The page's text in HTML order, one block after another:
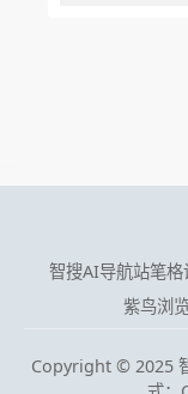
智搜AI导航站笔格
紫鸟浏
Copyright © 2025